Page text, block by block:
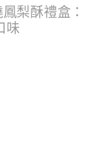
梨酥禮盒：
味